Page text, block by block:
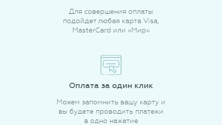
Для совершения оплаты
подойдет любая карта Visa,
MasterCard или «Мир»
Оплата за один клик
Можем запомнить вашу карту и
вы будете проводить платежи
в одно нажатие